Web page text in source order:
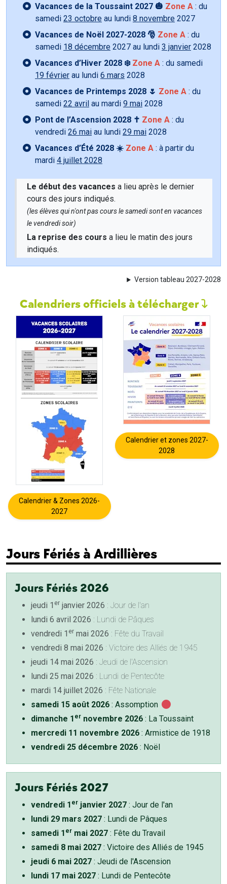
Vacances de la Toussaint 2027 🎃 Zone A : du
samedi 23 octobre au lundi 8 novembre 2027
Vacances de Noël 2027-2028 🎅 Zone A : du
samedi 18 décembre 2027 au lundi 3 janvier 2028
Vacances d’Hiver 2028 ❄️ Zone A : du samedi
19 février au lundi 6 mars 2028
Vacances de Printemps 2028 🌷 Zone A : du
samedi 22 avril au mardi 9 mai 2028
Pont de l’Ascension 2028 ✝️ Zone A : du
vendredi 26 mai au lundi 29 mai 2028
Vacances d’Été 2028 ☀️ Zone A : à partir du
mardi 4 juillet 2028
Le début des vacances a lieu après le dernier
cours des jours indiqués.
(les élèves qui n'ont pas cours le samedi sont en vacances
le vendredi soir)
La reprise des cours a lieu le matin des jours
indiqués.
Version tableau 2027-2028
Calendriers officiels à télécharger
Calendrier & Zones 2026-
2027
Calendrier et zones 2027-
2028
Jours Fériés à Ardillières
Jours Fériés 2026
jeudi 1 er janvier 2026 : Jour de l'an
lundi 6 avril 2026 : Lundi de Pâques
vendredi 1 er mai 2026 : Fête du Travail
vendredi 8 mai 2026 : Victoire des Alliés de 1945
jeudi 14 mai 2026 : Jeudi de l'Ascension
lundi 25 mai 2026 : Lundi de Pentecôte
mardi 14 juillet 2026 : Fête Nationale
samedi 15 août 2026 : Assomption
dimanche 1 er novembre 2026 : La Toussaint
mercredi 11 novembre 2026 : Armistice de 1918
vendredi 25 décembre 2026 : Noël
Jours Fériés 2027
vendredi 1 er janvier 2027 : Jour de l'an
lundi 29 mars 2027 : Lundi de Pâques
samedi 1 er mai 2027 : Fête du Travail
samedi 8 mai 2027 : Victoire des Alliés de 1945
jeudi 6 mai 2027 : Jeudi de l'Ascension
lundi 17 mai 2027 : Lundi de Pentecôte